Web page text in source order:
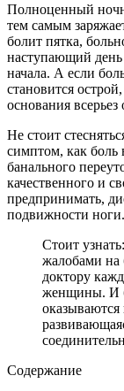
Полноценный
тем самым
болит пятка,
наступающий день
начала. А если
становится
основания всерьез
Не стоит
симптом, как боль
банального
качественного и
предпринимать,
подвижности ноги.
Стоит
жалобами на
доктору
женщины. И
оказываются
Содержание